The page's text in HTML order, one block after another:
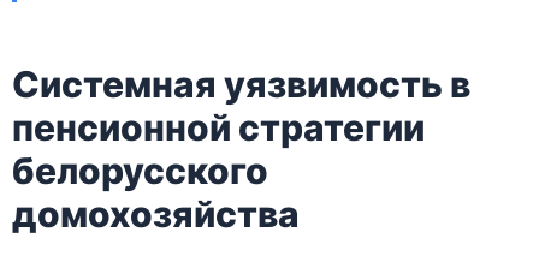
Системная уязвимость в
пенсионной стратегии
белорусского
домохозяйства